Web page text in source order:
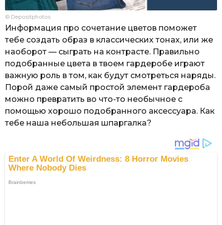
© Depositphotos
Информация про сочетание цветов поможет
тебе создать образ в классических тонах, или же
наоборот — сыграть на контрасте. Правильно
подобранные цвета в твоем гардеробе играют
важную роль в том, как будут смотреться наряды.
Порой даже самый простой элемент гардероба
можно превратить во что-то необычное с
помощью хорошо подобранного аксессуара. Как
тебе наша небольшая шпаргалка?